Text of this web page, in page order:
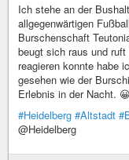
Ich stehe an der
allgegenwärtigen
Burschenschaft
beugt sich raus und
reagieren konnte habe
gesehen wie der
Erlebnis in der Nacht. 😀
#Heidelberg #Altstadt
@Heidelberg